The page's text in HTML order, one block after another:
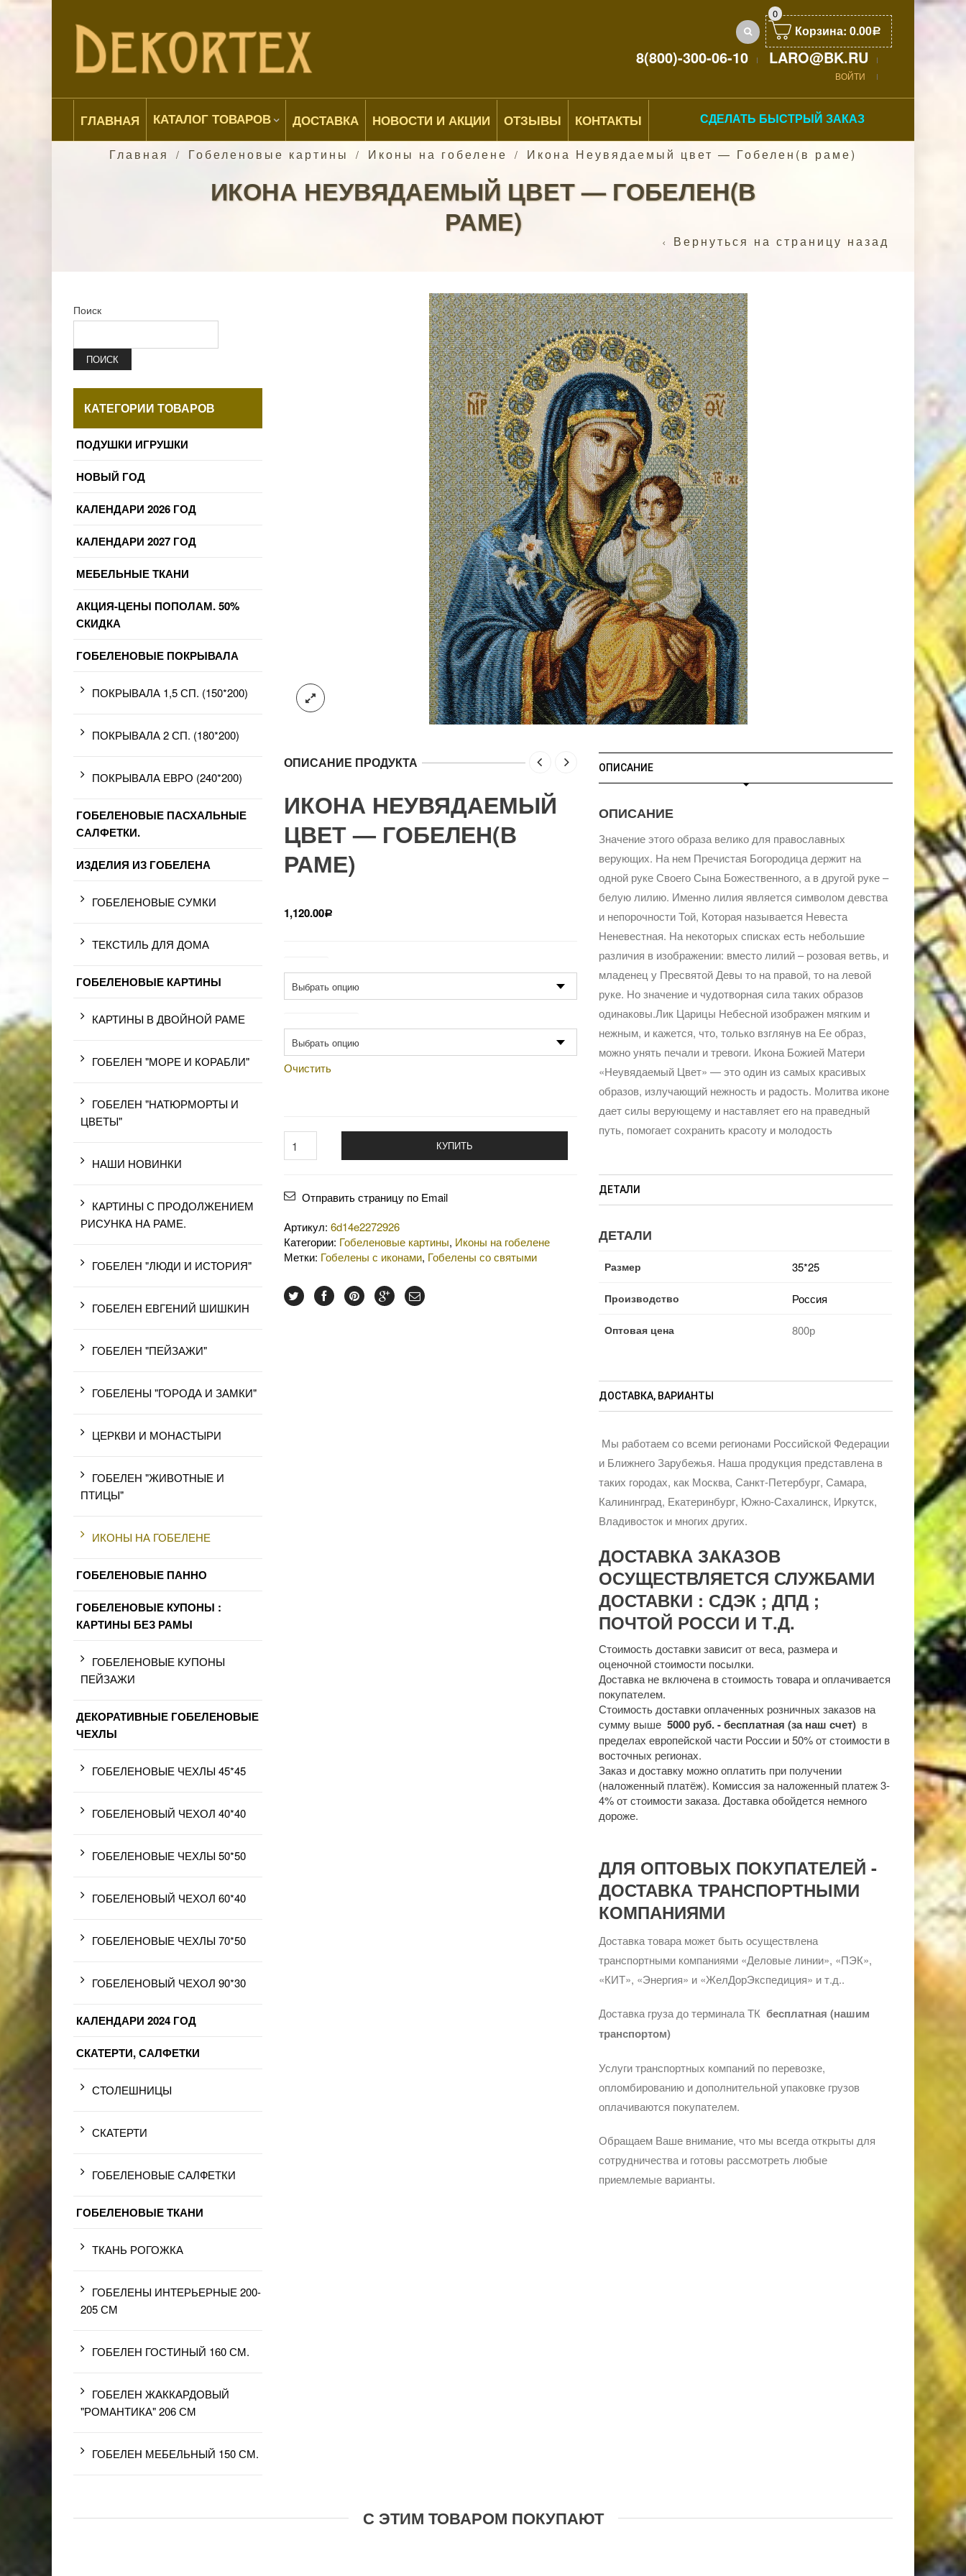
0
Корзина: 0.00Р
8(800)-300-06-10 LARO@BK.RU
ВОЙТИ
ГЛАВНАЯ КАТАЛОГ ТОВАРОВ ДОСТАВКА НОВОСТИ И АКЦИИ ОТЗЫВЫ КОНТАКТЫ СДЕЛАТЬ БЫСТРЫЙ ЗАКАЗ
Главная / Гобеленовые картины / Иконы на гобелене / Икона Неувядаемый цвет — Гобелен(в раме)
ИКОНА НЕУВЯДАЕМЫЙ ЦВЕТ — ГОБЕЛЕН(В
РАМЕ)
Вернуться на страницу назад
ОПИСАНИЕ ПРОДУКТА
ИКОНА НЕУВЯДАЕМЫЙ
ЦВЕТ — ГОБЕЛЕН(В
РАМЕ)
1,120.00Р
Очистить
КУПИТЬ
Отправить страницу по Email
Артикул: 6d14e2272926
Категории: Гобеленовые картины, Иконы на гобелене
Метки: Гобелены с иконами, Гобелены со святыми
ОПИСАНИЕ
ОПИСАНИЕ
Значение этого образа велико для православных
верующих. На нем Пречистая Богородица держит на
одной руке Своего Сына Божественного, а в другой руке –
белую лилию. Именно лилия является символом девства
и непорочности Той, Которая называется Невеста
Неневестная. На некоторых списках есть небольшие
различия в изображении: вместо лилий – розовая ветвь, и
младенец у Пресвятой Девы то на правой, то на левой
руке. Но значение и чудотворная сила таких образов
одинаковы.Лик Царицы Небесной изображен мягким и
нежным, и кажется, что, только взглянув на Ее образ,
можно унять печали и тревоги. Икона Божией Матери
«Неувядаемый Цвет» — это один из самых красивых
образов, излучающий нежность и радость. Молитва иконе
дает силы верующему и наставляет его на праведный
путь, помогает сохранить красоту и молодость
ДЕТАЛИ
ДЕТАЛИ
Размер 35*25
Производство Россия
Оптовая цена 800р
ДОСТАВКА, ВАРИАНТЫ
Мы работаем со всеми регионами Российской Федерации
и Ближнего Зарубежья. Наша продукция представлена в
таких городах, как Москва, Санкт-Петербург, Самара,
Калининград, Екатеринбург, Южно-Сахалинск, Иркутск,
Владивосток и многих других.
ДОСТАВКА ЗАКАЗОВ
ОСУЩЕСТВЛЯЕТСЯ СЛУЖБАМИ
ДОСТАВКИ : СДЭК ; ДПД ;
ПОЧТОЙ РОССИ И Т.Д.
Стоимость доставки зависит от веса, размера и
оценочной стоимости посылки.
Доставка не включена в стоимость товара и оплачивается
покупателем.
Стоимость доставки оплаченных розничных заказов на
сумму выше 5000 руб. - бесплатная (за наш счет) в
пределах европейской части России и 50% от стоимости в
восточных регионах.
Заказ и доставку можно оплатить при получении
(наложенный платёж). Комиссия за наложенный платеж 3-
4% от стоимости заказа. Доставка обойдется немного
дороже.
ДЛЯ ОПТОВЫХ ПОКУПАТЕЛЕЙ -
ДОСТАВКА ТРАНСПОРТНЫМИ
КОМПАНИЯМИ
Доставка товара может быть осуществлена
транспортными компаниями «Деловые линии», «ПЭК»,
«КИТ», «Энергия» и «ЖелДорЭкспедиция» и т.д..
Доставка груза до терминала ТКбесплатная (нашим
транспортом)
Услуги транспортных компаний по перевозке,
опломбированию и дополнительной упаковке грузов
оплачиваются покупателем.
Обращаем Ваше внимание, что мы всегда открыты для
сотрудничества и готовы рассмотреть любые
приемлемые варианты.
Поиск
ПОИСК
КАТЕГОРИИ ТОВАРОВ
ПОДУШКИ ИГРУШКИ
НОВЫЙ ГОД
КАЛЕНДАРИ 2026 ГОД
КАЛЕНДАРИ 2027 ГОД
МЕБЕЛЬНЫЕ ТКАНИ
АКЦИЯ-ЦЕНЫ ПОПОЛАМ. 50%
СКИДКА
ГОБЕЛЕНОВЫЕ ПОКРЫВАЛА
ПОКРЫВАЛА 1,5 СП. (150*200)
ПОКРЫВАЛА 2 СП. (180*200)
ПОКРЫВАЛА ЕВРО (240*200)
ГОБЕЛЕНОВЫЕ ПАСХАЛЬНЫЕ
САЛФЕТКИ.
ИЗДЕЛИЯ ИЗ ГОБЕЛЕНА
ГОБЕЛЕНОВЫЕ СУМКИ
ТЕКСТИЛЬ ДЛЯ ДОМА
ГОБЕЛЕНОВЫЕ КАРТИНЫ
КАРТИНЫ В ДВОЙНОЙ РАМЕ
ГОБЕЛЕН "МОРЕ И КОРАБЛИ"
ГОБЕЛЕН "НАТЮРМОРТЫ И
ЦВЕТЫ"
НАШИ НОВИНКИ
КАРТИНЫ С ПРОДОЛЖЕНИЕМ
РИСУНКА НА РАМЕ.
ГОБЕЛЕН "ЛЮДИ И ИСТОРИЯ"
ГОБЕЛЕН ЕВГЕНИЙ ШИШКИН
ГОБЕЛЕН "ПЕЙЗАЖИ"
ГОБЕЛЕНЫ "ГОРОДА И ЗАМКИ"
ЦЕРКВИ И МОНАСТЫРИ
ГОБЕЛЕН "ЖИВОТНЫЕ И
ПТИЦЫ"
ИКОНЫ НА ГОБЕЛЕНЕ
ГОБЕЛЕНОВЫЕ ПАННО
ГОБЕЛЕНОВЫЕ КУПОНЫ :
КАРТИНЫ БЕЗ РАМЫ
ГОБЕЛЕНОВЫЕ КУПОНЫ
ПЕЙЗАЖИ
ДЕКОРАТИВНЫЕ ГОБЕЛЕНОВЫЕ
ЧЕХЛЫ
ГОБЕЛЕНОВЫЕ ЧЕХЛЫ 45*45
ГОБЕЛЕНОВЫЙ ЧЕХОЛ 40*40
ГОБЕЛЕНОВЫЕ ЧЕХЛЫ 50*50
ГОБЕЛЕНОВЫЙ ЧЕХОЛ 60*40
ГОБЕЛЕНОВЫЕ ЧЕХЛЫ 70*50
ГОБЕЛЕНОВЫЙ ЧЕХОЛ 90*30
КАЛЕНДАРИ 2024 ГОД
СКАТЕРТИ, САЛФЕТКИ
СТОЛЕШНИЦЫ
СКАТЕРТИ
ГОБЕЛЕНОВЫЕ САЛФЕТКИ
ГОБЕЛЕНОВЫЕ ТКАНИ
ТКАНЬ РОГОЖКА
ГОБЕЛЕНЫ ИНТЕРЬЕРНЫЕ 200-
205 СМ
ГОБЕЛЕН ГОСТИНЫЙ 160 СМ.
ГОБЕЛЕН ЖАККАРДОВЫЙ
"РОМАНТИКА" 206 СМ
ГОБЕЛЕН МЕБЕЛЬНЫЙ 150 СМ.
С ЭТИМ ТОВАРОМ ПОКУПАЮТ